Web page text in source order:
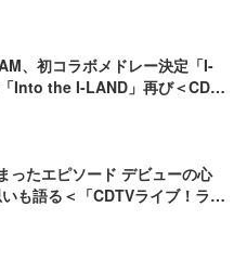
、初コラボメドレー決定「I-
Into the I-LAND」再び＜CDTV
ったエピソード デビューの心
も語る＜「CDTVライブ！ライ